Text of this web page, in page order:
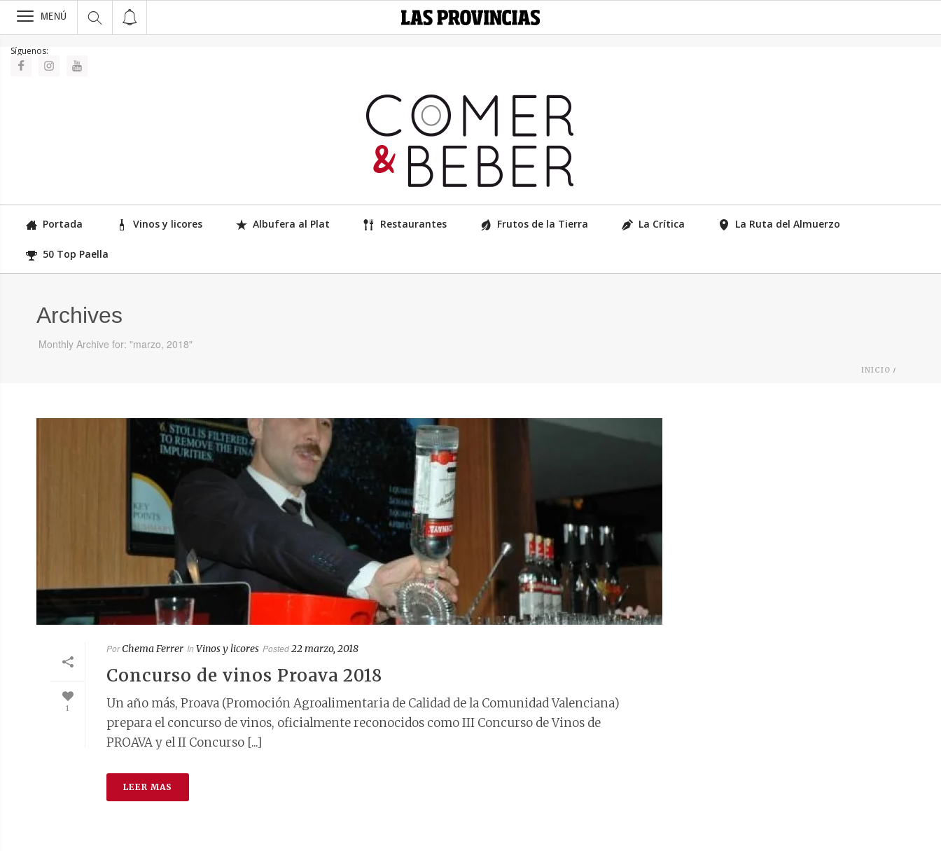
>
MENÚ
Síguenos:
Portada Vinos y licores Albufera al Plat Restaurantes Frutos de la Tierra La Crítica La Ruta del Almuerzo
50 Top Paella
Archives
Monthly Archive for: "marzo, 2018"
INICIO /
1
PorChema Ferrer In Vinos y licores Posted22 marzo, 2018
Concurso de vinos Proava 2018
Un año más, Proava (Promoción Agroalimentaria de Calidad de la Comunidad Valenciana)
prepara el concurso de vinos, oficialmente reconocidos como III Concurso de Vinos de
PROAVA y el II Concurso [...]
LEER MAS